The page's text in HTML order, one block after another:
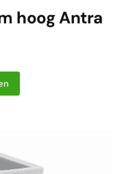
hoog Antra